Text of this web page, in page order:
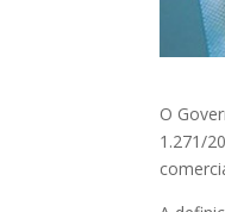
O
1.271/